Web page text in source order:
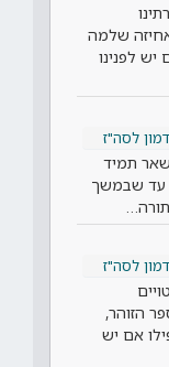
שלמה
לפנינו
לסה"ז
תמיד
עד שבמשך
לסה"ז
הזוהר,
אם יש